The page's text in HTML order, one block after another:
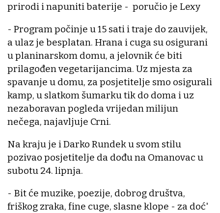
prirodi i napuniti baterije - poručio je Lexy
- Program počinje u 15 sati i traje do zauvijek,
a ulaz je besplatan. Hrana i cuga su osigurani
u planinarskom domu, a jelovnik će biti
prilagođen vegetarijancima. Uz mjesta za
spavanje u domu, za posjetitelje smo osigurali
kamp, u slatkom šumarku tik do doma i uz
nezaboravan pogleda vrijedan milijun
nečega, najavljuje Crni.
Na kraju je i Darko Rundek u svom stilu
pozivao posjetitelje da dođu na Omanovac u
subotu 24. lipnja.
- Bit će muzike, poezije, dobrog društva,
friškog zraka, fine cuge, slasne klope - za doć'